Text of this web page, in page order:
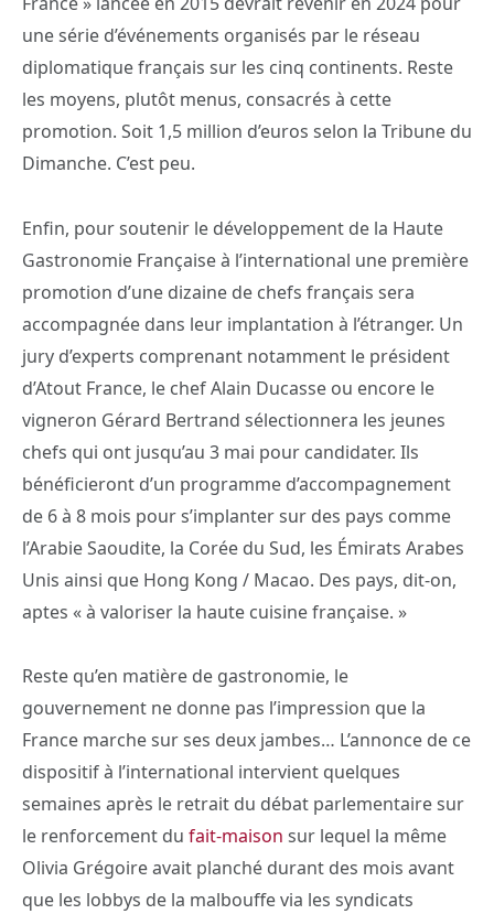
une série d’événements organisés par le réseau
diplomatique français sur les cinq continents. Reste
les moyens, plutôt menus, consacrés à cette
promotion. Soit 1,5 million d’euros selon la Tribune du
Dimanche. C’est peu.
Enfin, pour soutenir le développement de la Haute
Gastronomie Française à l’international une première
promotion d’une dizaine de chefs français sera
accompagnée dans leur implantation à l’étranger. Un
jury d’experts comprenant notamment le président
d’Atout France, le chef Alain Ducasse ou encore le
vigneron Gérard Bertrand sélectionnera les jeunes
chefs qui ont jusqu’au 3 mai pour candidater. Ils
bénéficieront d’un programme d’accompagnement
de 6 à 8 mois pour s’implanter sur des pays comme
l’Arabie Saoudite, la Corée du Sud, les Émirats Arabes
Unis ainsi que Hong Kong / Macao. Des pays, dit-on,
aptes « à valoriser la haute cuisine française. »
Reste qu’en matière de gastronomie, le
gouvernement ne donne pas l’impression que la
France marche sur ses deux jambes… L’annonce de ce
dispositif à l’international intervient quelques
semaines après le retrait du débat parlementaire sur
le renforcement du fait-maison sur lequel la même
Olivia Grégoire avait planché durant des mois avant
que les lobbys de la malbouffe via les syndicats